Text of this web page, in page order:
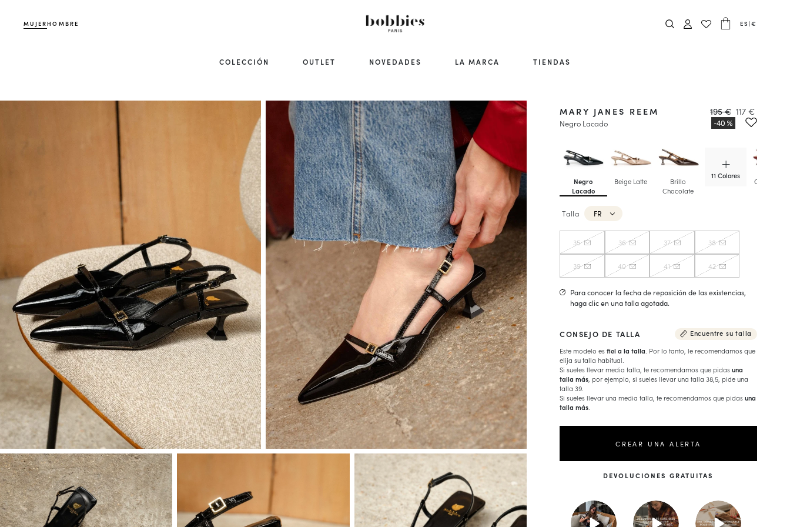
MUJERHOMBRE ES |€
COLECCIÓN OUTLET NOVEDADES LA MARCA TIENDAS
Negro
Lacado
Beige Latte
Brillo
Chocolate
11 Colores
Cherry
MARY JANES REEM
Negro Lacado
195 € 117 €
Talla FR
35 36 37 38
39 40 41 42
Para conocer la fecha de reposición de las existencias,
haga clic en una talla agotada.
CONSEJO DE TALLA
Encuentre su talla
Este modelo esfiel a la talla . Por lo tanto, le recomendamos que
elija su talla habitual.
Si sueles llevar media talla, te recomendamos que pidasuna
talla más, por ejemplo, si sueles llevar una talla 38,5, pide una
talla 39.
Si sueles llevar una media talla, te recomendamos que pidasuna
talla más
CREAR UNA ALERTA
DEVOLUCIONES GRATUITAS